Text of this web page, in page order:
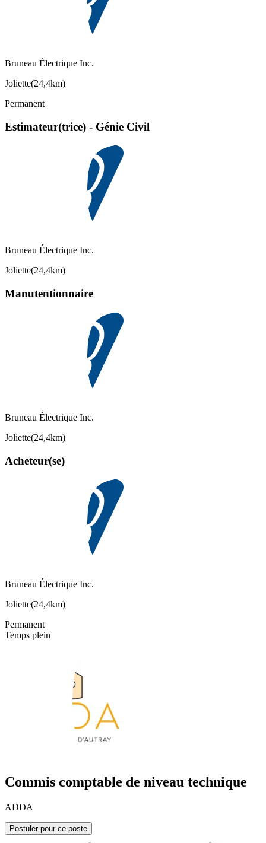
Bruneau Électrique Inc.
Joliette(24,4km)
Permanent
Estimateur(trice) - Génie Civil
Bruneau Électrique Inc.
Joliette(24,4km)
Manutentionnaire
Bruneau Électrique Inc.
Joliette(24,4km)
Acheteur(se)
Bruneau Électrique Inc.
Joliette(24,4km)
Permanent
Temps plein
Commis comptable de niveau technique
ADDA
Postuler pour ce poste